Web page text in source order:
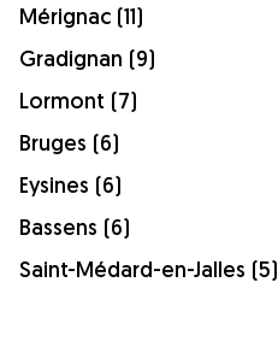
Mérignac (11)
Gradignan (9)
Lormont (7)
Bruges (6)
Eysines (6)
Bassens (6)
Saint-Médard-en-Jalles (5)